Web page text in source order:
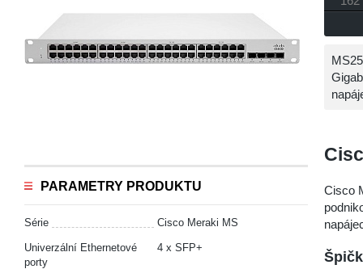
PARAMETRY PRODUKTU
Série Cisco Meraki MS
Univerzální Ethernetové
porty
4 x SFP+
Cisco